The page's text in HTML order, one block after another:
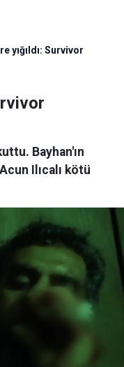
yığıldı: Survivor
Bayhan'ın
Ilıcalı kötü